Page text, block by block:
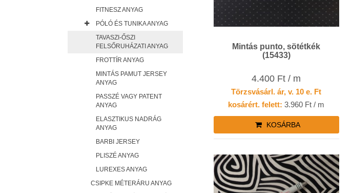
Mintás punto, sötétkék
(15433)
4.400 Ft / m
Törzsvásárl. ár, v. 10 e. Ft
kosárért. felett: 3.960 Ft / m
KOSÁRBA
FITNESZ ANYAG
PÓLÓ ÉS TUNIKA ANYAG
TAVASZI-ŐSZI
FELSŐRUHÁZATI ANYAG
FROTTÍR ANYAG
MINTÁS PAMUT JERSEY
ANYAG
PASSZÉ VAGY PATENT
ANYAG
ELASZTIKUS NADRÁG
ANYAG
BARBI JERSEY
PLISZÉ ANYAG
LUREXES ANYAG
CSIPKE MÉTERÁRU ANYAG